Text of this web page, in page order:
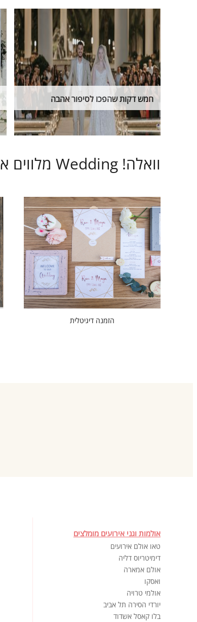
חמש דקות שהפכו לסיפור אהבה
וואלה! Wedding מלווים אתכם בכל שלב בתהליך ארגון החתונה
הזמנה דיגיטלית
אולמות וגני אירועים מומלצים
טאו אולם אירועים
דימיטריוס דליה
אולם אמארה
ואסקו
אולמי טרויה
יורדי הסירה תל אביב
בלו קאסל אשדוד